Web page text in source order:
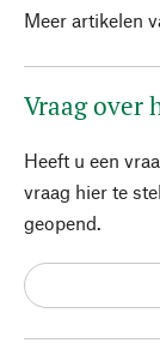
Meer artikelen
Vraag over
Heeft u een
vraag hier te
geopend.